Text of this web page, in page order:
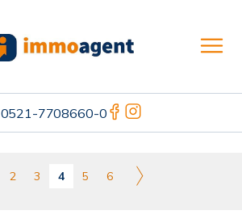
0521-7708660-0
2 3 4 5 6